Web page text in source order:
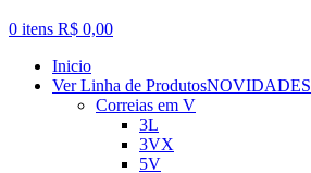
0 itens R$ 0,00
Inicio
Ver Linha de ProdutosNOVIDADES
Correias em V
3L
3VX
5V